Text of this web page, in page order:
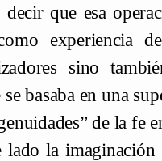
que esa
experiencia
sino
basaba en una
de la fe
la imaginación